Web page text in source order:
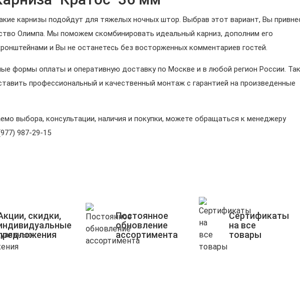
карнизы подойдут для тяжелых ночных штор. Выбрав этот вариант, Вы
Олимпа. Мы поможем скомбинировать идеальный карниз, дополним его
и Вы не останетесь без восторженных комментариев гостей.
формы оплаты и оперативную доставку по Москве и в любой регион России.
профессиональный и качественный монтаж с гарантией на произведенные
выбора, консультации, наличия и покупки, можете обращаться к менеджеру
987-29-15
скидки,
Постоянное
обновление
ассортимента
Сертификаты
на все
товары